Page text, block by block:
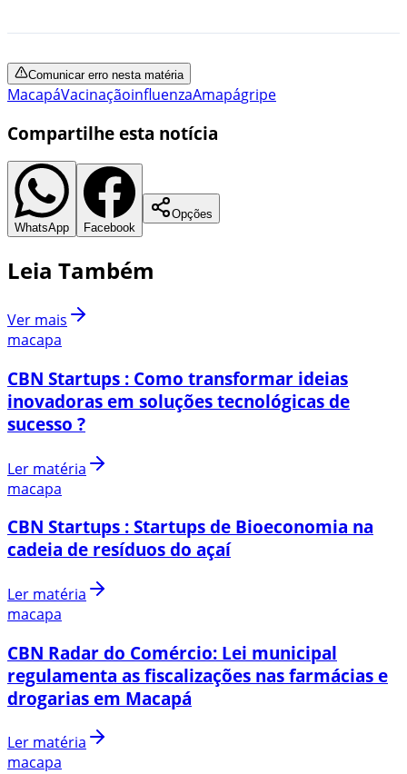
Comunicar erro nesta matéria
MacapáVacinaçãoinfluenzaAmapágripe
Compartilhe esta notícia
WhatsApp Facebook
Opções
Leia Também
Ver mais
macapa
CBN Startups : Como transformar ideias
inovadoras em soluções tecnológicas de
sucesso ?
Ler matéria
macapa
CBN Startups : Startups de Bioeconomia na
cadeia de resíduos do açaí
Ler matéria
macapa
CBN Radar do Comércio: Lei municipal
regulamenta as fiscalizações nas farmácias e
drogarias em Macapá
Ler matéria
macapa